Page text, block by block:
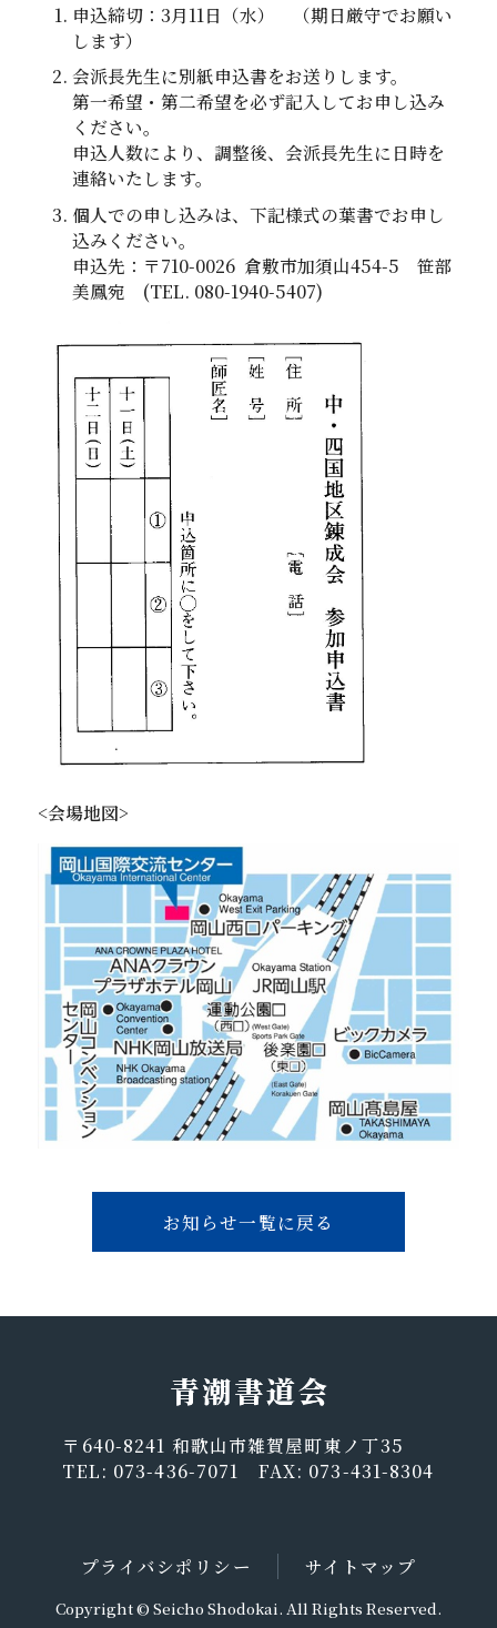
申込締切： 3月11 日（水） （期日厳守でお願い
します）
会派長先生に別紙申込書をお送りします。
第一希望・第二希望を必ず記入してお申し込み
ください。
申込人数により、調整後、会派長先生に日時を
連絡いたします。
個人での申し込みは、下記様式の葉書でお申し
込みください。
申込先：〒710-0026 倉敷市加須山454-5 笹部
美鳳宛 (TEL. 080-1940-5407)
<会場地図>
お知らせ一覧に戻る
〒640-8241 和歌山市雑賀屋町東ノ丁35
TEL: 073-436-7071 FAX: 073-431-8304
プライバシポリシー サイトマップ
Copyright © Seicho Shodokai. All Rights Reserved.